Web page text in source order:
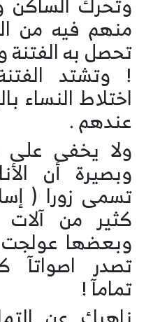
منهم فيه من
تحصل به
! وتشتد
اختلاط النساء
عندهم .
ولا يخفى
وبصيرة أن
تسمى زورا (
كثير من آلات
وبعضها عولجت
تصدر اصواتآ
تمامآ !